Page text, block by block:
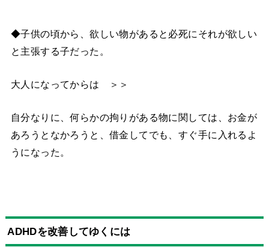
◆子供の頃から、欲しい物があると必死にそれが欲しい
と主張する子だった。
大人になってからは ＞＞
自分なりに、何らかの拘りがある物に関しては、お金が
あろうとなかろうと、借金してでも、すぐ手に入れるよ
うになった。
ADHDを改善してゆくには